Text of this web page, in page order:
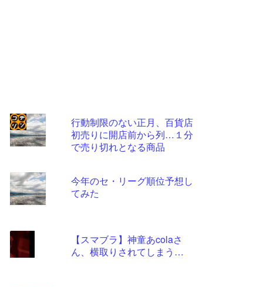
行動制限のない正月、百貨店
初売りに開店前から列…１分
で売り切れとなる商品
今年のセ・リーグ順位予想し
てみた
【スマブラ】神童あcolaさ
ん、横取りされてしまう…
コテ
- 固
定リ
ンク
更新
ツー